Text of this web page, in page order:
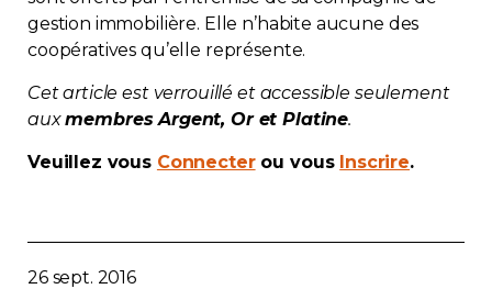
Français
gestion immobilière. Elle n’habite aucune des
coopératives qu’elle représente.
Cet article est verrouillé et accessible seulement
auxmembres Argent, Or et Platine.
Veuillez vous Connecterou vous Inscrire.
26 sept. 2016